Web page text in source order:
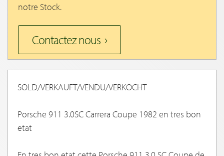
notre Stock.
Contactez nous
SOLD/VERKAUFT/VENDU/VERKOCHT
Porsche 911 3.0SC Carrera Coupe 1982 en tres bon
etat